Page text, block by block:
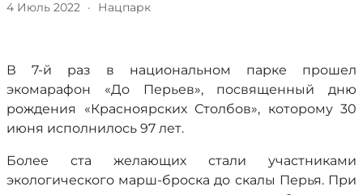
4 Июль 2022 · Нацпарк
В 7-й раз в национальном парке прошел
экомарафон «До Перьев», посвященный дню
рождения «Красноярских Столбов», которому 30
июня исполнилось 97 лет.
Более ста желающих стали участниками
экологического марш-броска до скалы Перья. При